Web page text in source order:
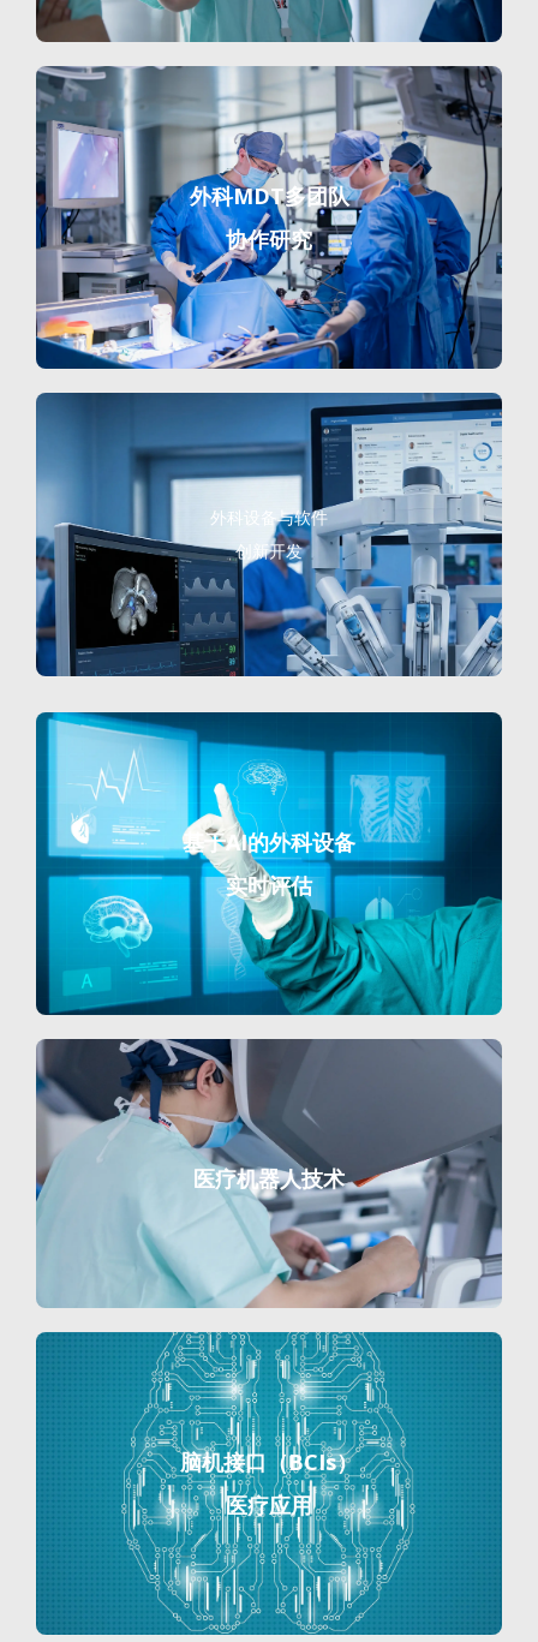
外科MDT多团队
协作研究
外科设备与软件
创新开发
基于AI的外科设备
实时评估
医疗机器人技术
脑机接口（BCIs）
医疗应用